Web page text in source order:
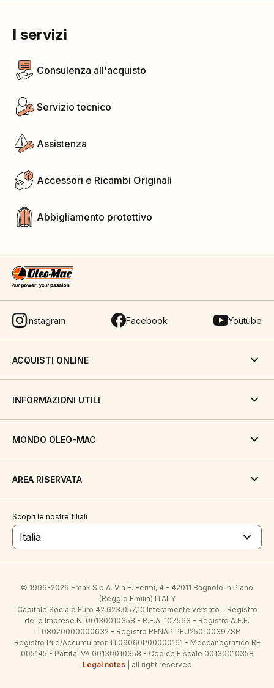
I servizi
Consulenza all'acquisto
Servizio tecnico
Assistenza
Accessori e Ricambi Originali
Abbigliamento protettivo
Instagram Facebook Youtube
ACQUISTI ONLINE
INFORMAZIONI UTILI
MONDO OLEO-MAC
AREA RISERVATA
Scopri le nostre filiali
Italia
© 1996-2026 Emak S.p.A. Via E. Fermi, 4 - 42011 Bagnolo in Piano
(Reggio Emilia) ITALY
Capitale Sociale Euro 42.623.057,10 Interamente versato - Registro
delle Imprese N. 00130010358 - R.E.A. 107563 - Registro A.E.E.
IT08020000000632 - Registro RENAP PFU250100397SR
Registro Pile/Accumulatori IT09060P00000161 - Meccanografico RE
005145 - Partita IVA 00130010358 - Codice Fiscale 00130010358
Legal notes| all right reserved